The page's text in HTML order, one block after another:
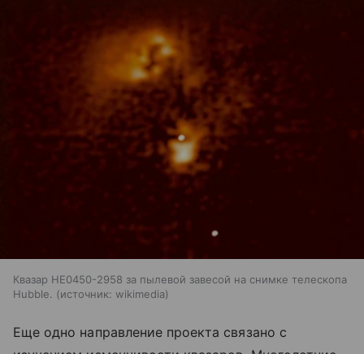
Квазар HE0450-2958 за пылевой завесой на снимке телескопа
Hubble.
источник: wikimedia
Еще одно направление проекта связано с